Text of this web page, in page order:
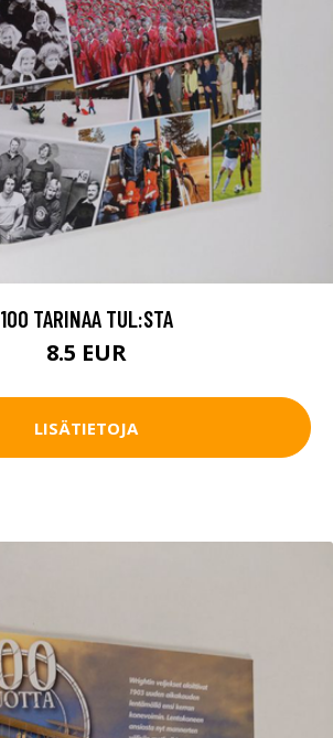
100 TARINAA TUL:STA
8.5 EUR
LISÄTIETOJA